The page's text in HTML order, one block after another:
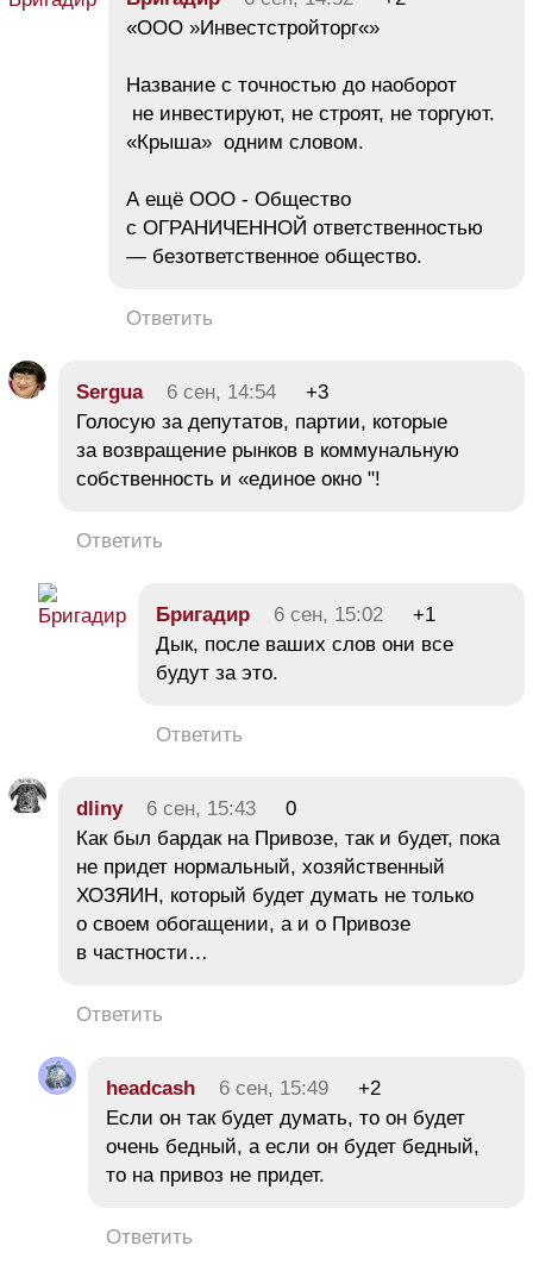
«ООО »Инвестстройторг«»
Название с точностью до наоборот
не инвестируют, не строят, не торгуют.
«Крыша» одним словом.
А ещё ООО - Общество
с ОГРАНИЧЕННОЙ ответственностью
— безответственное общество.
Ответить
Sergua 6 сен, 14:54
+3
Голосую за депутатов, партии, которые
за возвращение рынков в коммунальную
собственность и «единое окно "!
Ответить
Бригадир 6 сен, 15:02
+1
Дык, после ваших слов они все
будут за это.
Ответить
dliny 6 сен, 15:43
0
Как был бардак на Привозе, так и будет, пока
не придет нормальный, хозяйственный
ХОЗЯИН, который будет думать не только
о своем обогащении, а и о Привозе
в частности…
Ответить
headcash 6 сен, 15:49
+2
Если он так будет думать, то он будет
очень бедный, а если он будет бедный,
то на привоз не придет.
Ответить